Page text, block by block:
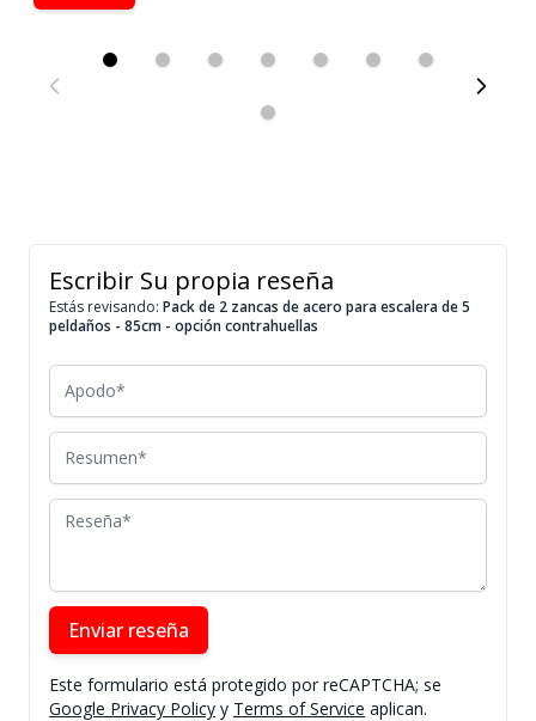
Escribir Su propia reseña
Estás revisando: Pack de 2 zancas de acero para escalera de 5
peldaños - 85cm - opción contrahuellas
Apodo
Resumen
Reseña
Enviar reseña
Este formulario está protegido por reCAPTCHA; se
Google Privacy Policy y Terms of Service aplican.